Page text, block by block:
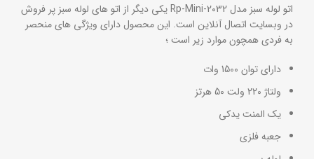
اتو لوله سبز مدل Rp-Mini-2032 یکی دیگر از اتو های لوله سبز پر فروش
در وبسایت اتصال آنلاین است. این محصول دارای ویژگی های منحصر
به فردی همچون موارد زیر است ؛
دارای توان 1500 وات
ولتاژ 220 ولت 50 هرتز
یک المنت یدکی
جعبه فلزی